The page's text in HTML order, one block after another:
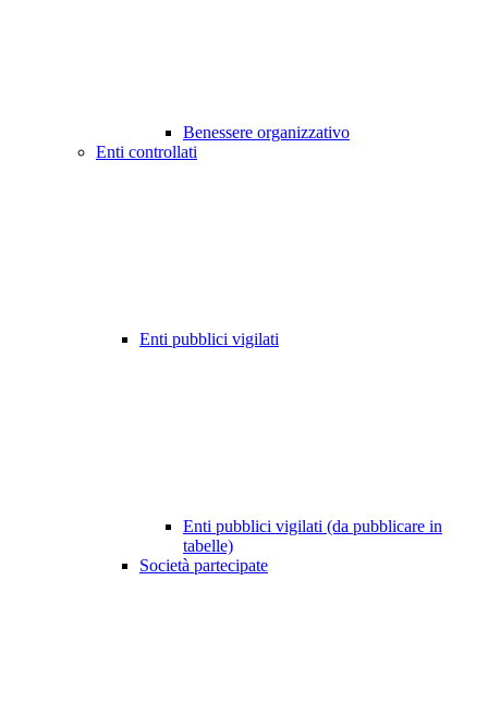
Benessere organizzativo
Enti controllati
Enti pubblici vigilati
Enti pubblici vigilati (da pubblicare in
tabelle)
Società partecipate